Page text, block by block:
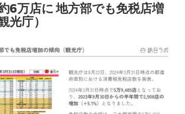
6万店に 地方部でも免税店増
光庁）